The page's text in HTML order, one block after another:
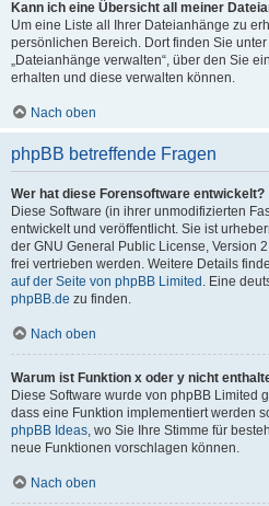
Kann ich eine Übersicht all meiner
Um eine Liste all Ihrer Dateianhänge zu
persönlichen Bereich. Dort finden Sie unter
„Dateianhänge verwalten“, über den Sie
erhalten und diese verwalten können.
Nach oben
phpBB betreffende Fragen
Wer hat diese Forensoftware entwickelt?
Diese Software (in ihrer unmodifizierten
entwickelt und veröffentlicht. Sie ist
der GNU General Public License, Version
frei vertrieben werden. Weitere Details
auf der Seite von phpBB Limited . Eine
phpBB.de zu finden.
Nach oben
Warum ist Funktion x oder y nicht
Diese Software wurde von phpBB Limited
dass eine Funktion implementiert werden
phpBB Ideas, wo Sie Ihre Stimme für
neue Funktionen vorschlagen können.
Nach oben